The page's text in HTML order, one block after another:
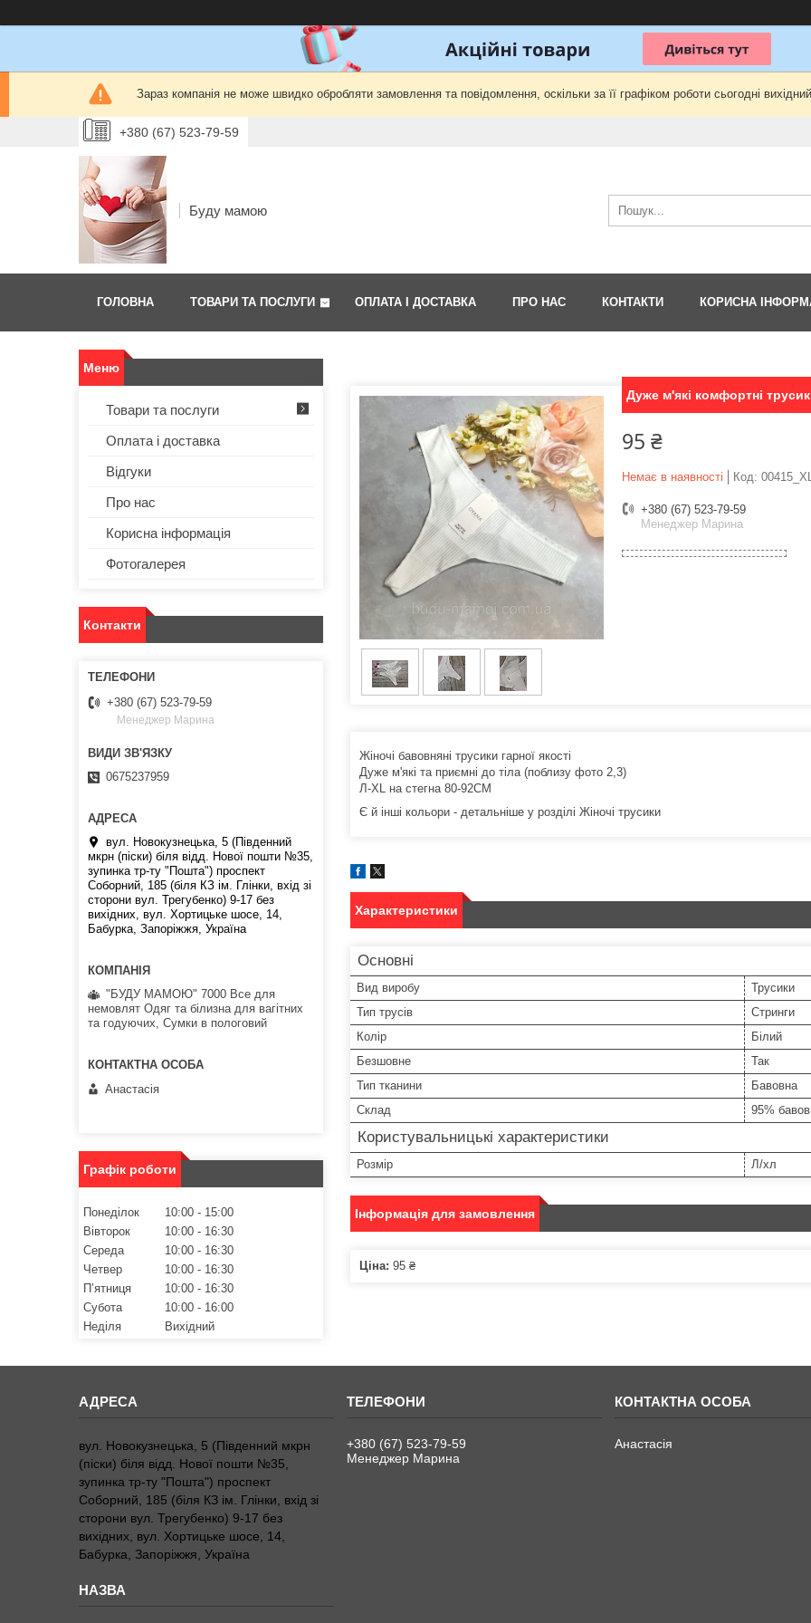
Зараз компанія не може швидко обробляти замовлення та повідомлення, оскільки за її графіком роботи сьогодні
+380 (67) 523-79-59
Буду мамою
ГОЛОВНА ТОВАРИ ТА ПОСЛУГИ ОПЛАТА І ДОСТАВКА ПРО НАС КОНТАКТИ КОРИСНА
Дуже м'які комфортні
95 ₴
Немає в наявності Код:
+380 (67) 523-79-59
Менеджер Марина
Жіночі бавовняні трусики гарної якості
Дуже м'які та приємні до тіла (поблизу фото 2,3)
Л-XL на стегна 80-92СМ
Є й інші кольори - детальніше у розділі Жіночі трусики
Характеристики
Основні
Вид виробу
Трусики
Тип трусів
Стринги
Колір
Білий
Безшовне
Так
Тип тканини
Бавовна
Склад
95%
Користувальницькі характеристики
Розмір Л/хл
Інформація для замовлення
Ціна: 95 ₴
Товари та послуги
Оплата і доставка
Відгуки
Про нас
Корисна інформація
Фотогалерея
Контакти
+380 (67) 523-79-59
Менеджер Марина
0675237959
вул. Новокузнецька, 5 (Південний
мкрн (піски) біля відд. Нової пошти №35,
зупинка тр-ту "Пошта") проспект
Соборний, 185 (біля КЗ ім. Глінки, вхід зі
сторони вул. Трегубенко) 9-17 без
вихідних, вул. Хортицьке шосе, 14,
Бабурка, Запоріжжя, Україна
"БУДУ МАМОЮ" 7000 Все для
немовлят Одяг та білизна для вагітних
та годуючих, Сумки в пологовий
Анастасія
Графік роботи
Понеділок 10:00
15:00
Вівторок
10:00
16:30
Середа
10:00
16:30
Четвер
10:00
16:30
Пʼятниця
10:00
16:30
Субота
10:00
16:00
Неділя
Вихідний
вул. Новокузнецька, 5 (Південний мкрн
(піски) біля відд. Нової пошти №35,
зупинка тр-ту "Пошта") проспект
Соборний, 185 (біля КЗ ім. Глінки, вхід зі
сторони вул. Трегубенко) 9-17 без
вихідних, вул. Хортицьке шосе, 14,
Бабурка, Запоріжжя, Україна
+380 (67) 523-79-59
Менеджер Марина
Анастасія